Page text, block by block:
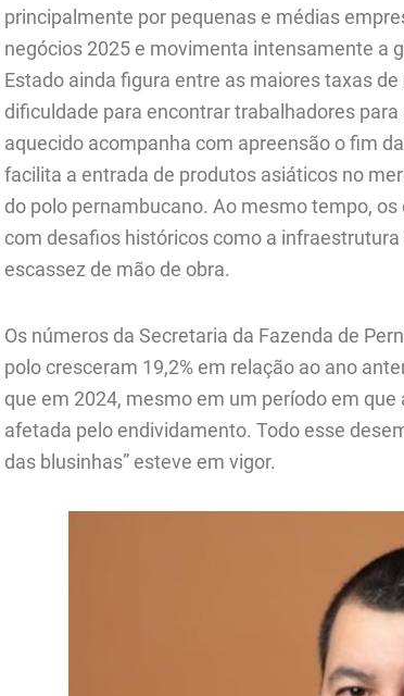
principalmente por pequenas e médias
negócios 2025 e movimenta intensamente a
Estado ainda figura entre as maiores taxas
dificuldade para encontrar trabalhadores
aquecido acompanha com apreensão o fim
facilita a entrada de produtos asiáticos no
do polo pernambucano. Ao mesmo tempo,
com desafios históricos como a
escassez de mão de obra.
Os números da Secretaria da Fazenda de
polo cresceram 19,2% em relação ao ano
que em 2024, mesmo em um período em
afetada pelo endividamento. Todo esse
das blusinhas” esteve em vigor.